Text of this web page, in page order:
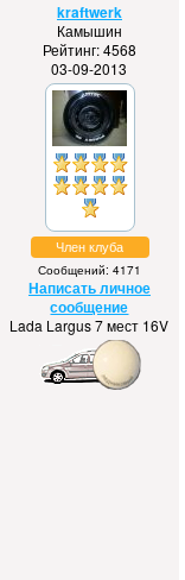
kraftwerk
Камышин
Рейтинг: 4568
03-09-2013
Член клуба
Сообщений: 4171
Написать личное
сообщение
Lada Largus 7 мест 16V